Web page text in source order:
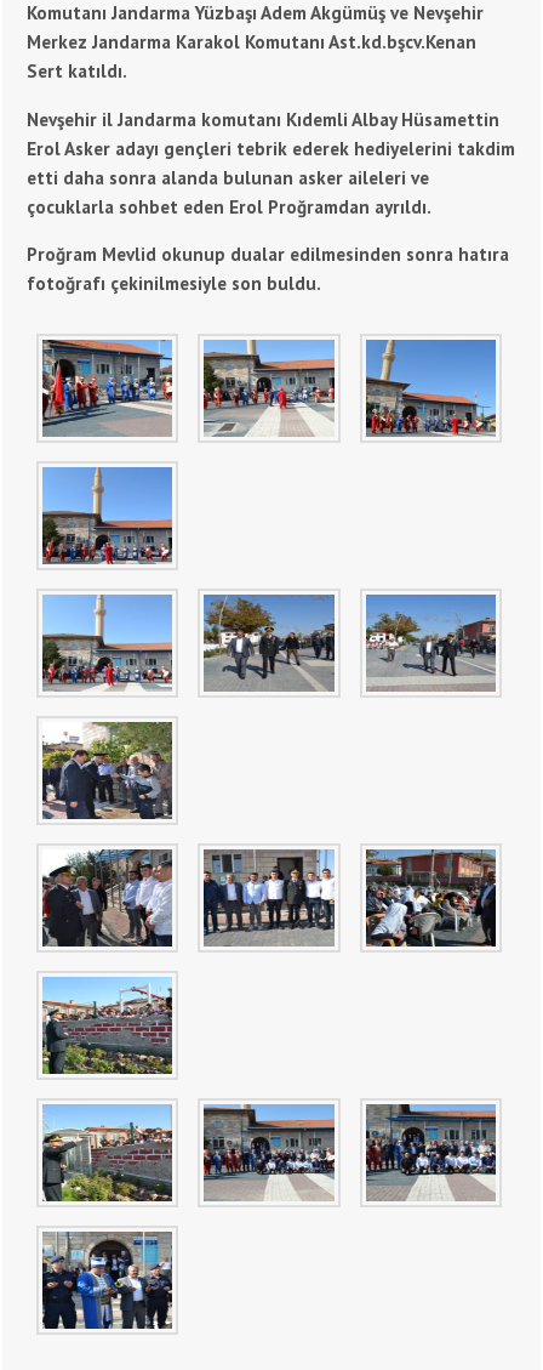
Komutanı Jandarma Yüzbaşı Adem Akgümüş ve Nevşehir
Merkez Jandarma Karakol Komutanı Ast.kd.bşcv.Kenan
Sert katıldı.
Nevşehir il Jandarma komutanı Kıdemli Albay Hüsamettin
Erol Asker adayı gençleri tebrik ederek hediyelerini takdim
etti daha sonra alanda bulunan asker aileleri ve
çocuklarla sohbet eden Erol Proğramdan ayrıldı.
Proğram Mevlid okunup dualar edilmesinden sonra hatıra
fotoğrafı çekinilmesiyle son buldu.